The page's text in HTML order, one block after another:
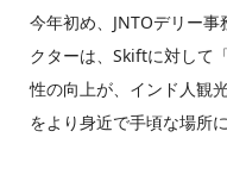
今年初め、JNTOデリー
クターは、Skiftに対して
性の向上が、インド人観
をより身近で手頃な場所